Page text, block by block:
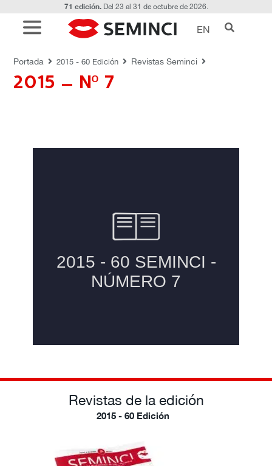
71 edición.Del 23 al 31 de octubre de 2026.
EN
Portada 2015 - 60 Edición Revistas Seminci
2015 – Nº 7
REVISTAS SEMINCI
Revistas de la edición
2015 - 60 Edición